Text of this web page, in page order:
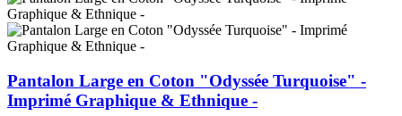
Pantalon Large en Coton "Odyssée Turquoise" -
Imprimé Graphique & Ethnique -